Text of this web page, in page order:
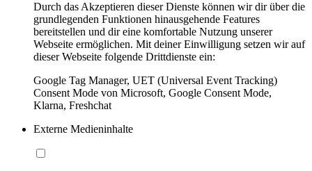
Durch das Akzeptieren dieser Dienste können wir dir über die
grundlegenden Funktionen hinausgehende Features
bereitstellen und dir eine komfortable Nutzung unserer
Webseite ermöglichen. Mit deiner Einwilligung setzen wir auf
dieser Webseite folgende Drittdienste ein:
Google Tag Manager, UET (Universal Event Tracking)
Consent Mode von Microsoft, Google Consent Mode,
Klarna, Freshchat
Externe Medieninhalte